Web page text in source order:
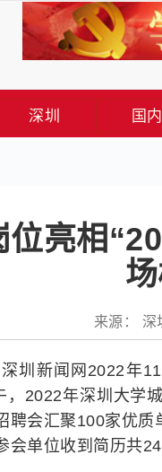
深圳 国内
位亮相
来源：
深圳新闻网2022年
，2022年深圳大学
聘会汇聚100家优
会单位收到简历共